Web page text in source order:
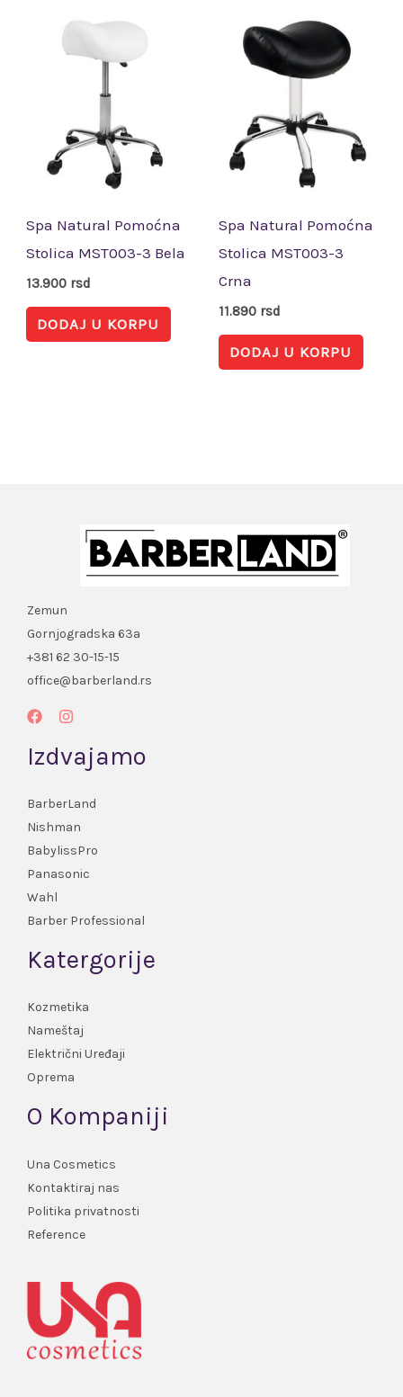
Spa Natural Pomoćna
Stolica MST003-3 Bela
13.900 rsd
DODAJ U KORPU
Spa Natural Pomoćna
Stolica MST003-3
Crna
11.890 rsd
DODAJ U KORPU
Zemun
Gornjogradska 63a
+381 62 30-15-15
office@barberland.rs
Izdvajamo
BarberLand
Nishman
BabylissPro
Panasonic
Wahl
Barber Professional
Katergorije
Kozmetika
Nameštaj
Električni Uređaji
Oprema
O Kompaniji
Una Cosmetics
Kontaktiraj nas
Politika privatnosti
Reference